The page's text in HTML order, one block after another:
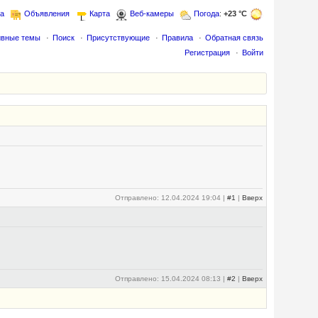
Объявления Карта Веб-камеры Погода: +23 °C
темы Поиск Присутствующие Правила
Обратная связь
Регистрация
Войти
Отправлено: 12.04.2024 19:04 | #1 | Вверх
Отправлено: 15.04.2024 08:13 | #2 | Вверх